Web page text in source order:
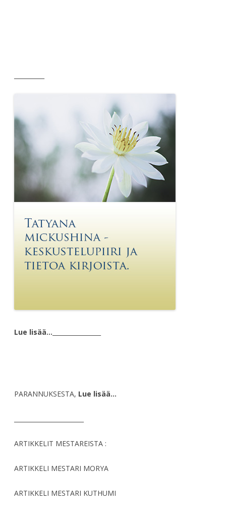
Lue lisää…
PARANNUKSESTA, Lue lisää…
ARTIKKELIT MESTAREISTA :
ARTIKKELI MESTARI MORYA
ARTIKKELI MESTARI KUTHUMI